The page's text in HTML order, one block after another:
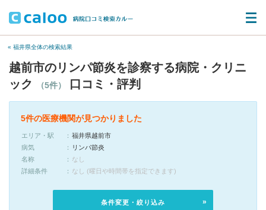
« 福井県全体の検索結果
越前市のリンパ節炎を診察する病院・クリニ
ック
（5件） 口コミ・評判
5件の医療機関が見つかりました
エリア・駅
福井県越前市
病気
リンパ節炎
名称
なし
詳細条件
なし (曜日や時間帯を指定できます)
条件変更・絞り込み